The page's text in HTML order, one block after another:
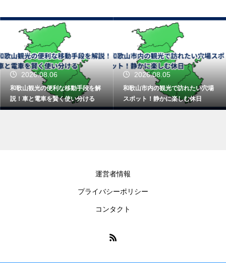
2026.08.06
和歌山観光の便利な移動手段を解
説！車と電車を賢く使い分ける
2026.08.05
和歌山市内の観光で訪れたい穴場
スポット！静かに楽しむ休日
運営者情報
プライバシーポリシー
コンタクト